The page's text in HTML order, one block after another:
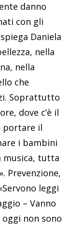
danno
con gli
Daniela
nella
nella
che
Soprattutto
dove c’è il
portare il
i bambini
musica, tutta
Prevenzione,
leggi
– Vanno
non sono